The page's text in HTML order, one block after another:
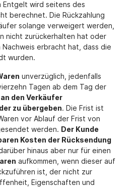
Entgelt wird seitens des
berechnet. Die Rückzahlung
solange verweigert werden,
nicht zurückerhalten hat oder
erbracht hat, dass die
wurden.
unverzüglich, jedenfalls
Tagen ab dem Tag der
an den Verkäufer
zu übergeben. Die Frist ist
vor Ablauf der Frist von
werden. Der Kunde
Kosten der Rücksendung
hinaus aber nur für einen
aufkommen, wenn dieser auf
ist, der nicht zur
Eigenschaften und